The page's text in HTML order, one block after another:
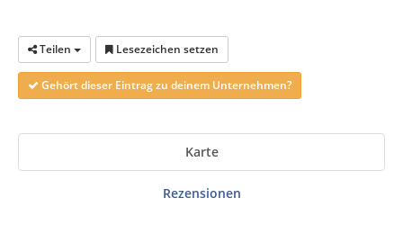
Teilen Lesezeichen setzen
Gehört dieser Eintrag zu deinem Unternehmen?
Karte
Rezensionen